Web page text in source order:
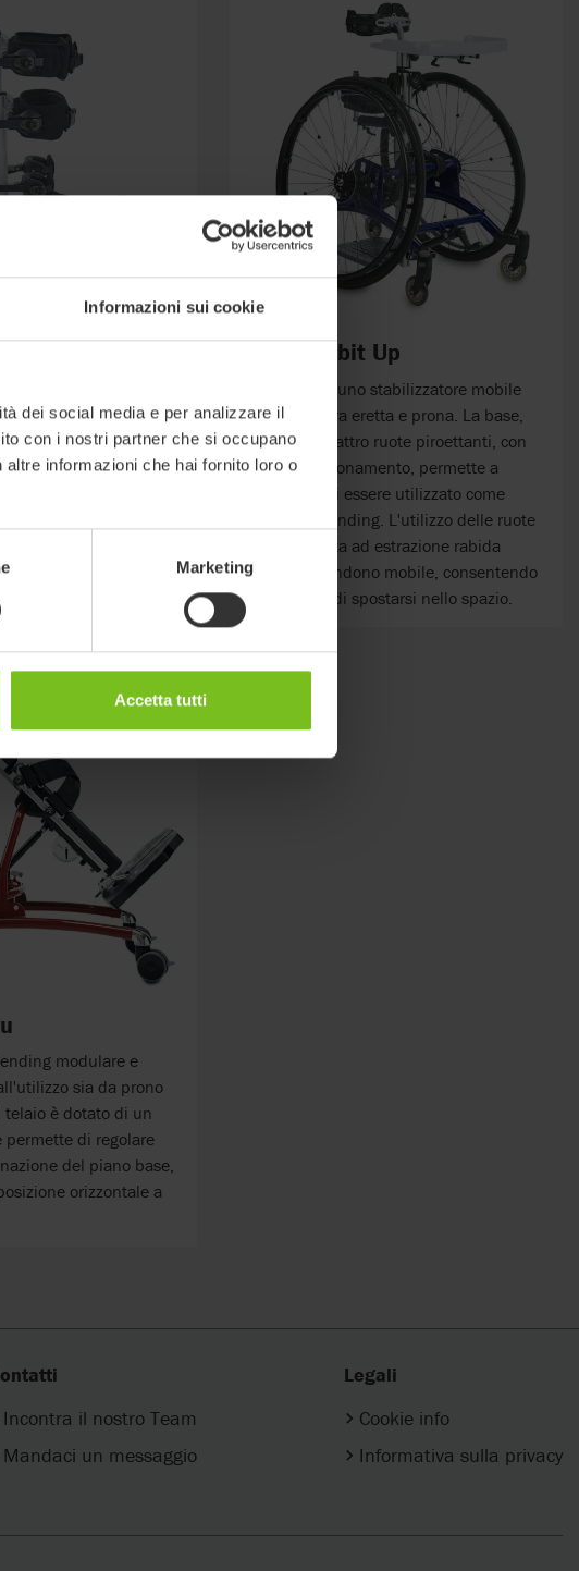
Informazioni sui cookie
dei social media e per analizzare il
con i nostri partner che si occupano
informazioni che hai fornito loro o
Marketing
Accetta tutti
ginocchia, bacino e
R82 Rabbit Up
Rabbit Up è uno stabilizzatore mobile
per le postura eretta e prona. La base,
dotata di quattro ruote piroettanti, con
freni di stazionamento, permette a
Rubbit Up di essere utilizzato come
semplice standing. L'utilizzo delle ruote
ad autospinta ad estrazione rabida
invece, lo rendono mobile, consentendo
al bambino di spostarsi nello spazio.
modulare e
sia da prono
è dotato di un
permette di regolare
del piano base,
orizzontale a
Incontra il nostro Team
Mandaci un messaggio
Legali
Cookie info
Informativa sulla privacy